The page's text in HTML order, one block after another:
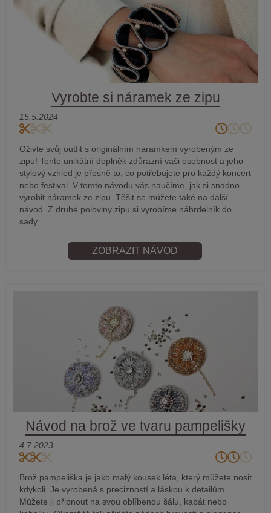
Vyrobte si náramek ze zipu
15.5.2024
Oživte svůj outfit s originálním náramkem vyrobeným ze
zipu! Tento unikátní doplněk zdůrazní vaši osobnost a jeho
stylový vzhled je přesně to, co potřebujete pro každý koncert
nebo festival. V tomto návodu vás naučíme, jak si snadno
vyrobit náramek ze zipu. Těšit se můžete také na další
návod. Z druhé poloviny zipu si vyrobíme náhrdelník do
sady.
ZOBRAZIT NÁVOD
Návod na brož ve tvaru pampelišky
4.7.2023
Brož pampeliška je jako malý kousek léta, který můžete nosit
kdykoli. Je vyrobená s precizností a láskou k detailům.
Můžete ji připnout na svou oblíbenou šálu, kabát nebo